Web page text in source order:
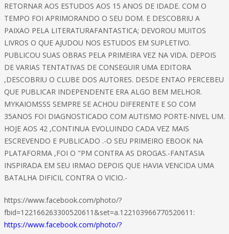
RETORNAR AOS ESTUDOS AOS 15 ANOS DE IDADE. COM O
TEMPO FOI APRIMORANDO O SEU DOM. E DESCOBRIU A
PAIXAO PELA LITERATURAFANTASTICA; DEVOROU MUITOS
LIVROS O QUE AJUDOU NOS ESTUDOS EM SUPLETIVO.
PUBLICOU SUAS OBRAS PELA PRIMEIRA VEZ NA VIDA. DEPOIS
DE VARIAS TENTATIVAS DE CONSEGUIR UMA EDITORA
,DESCOBRIU O CLUBE DOS AUTORES. DESDE ENTAO PERCEBEU
QUE PUBLICAR INDEPENDENTE ERA ALGO BEM MELHOR.
MYKAIOMSSS SEMPRE SE ACHOU DIFERENTE E SO COM
35ANOS FOI DIAGNOSTICADO COM AUTISMO PORTE-NIVEL UM.
HOJE AOS 42 ,CONTINUA EVOLUINDO CADA VEZ MAIS
ESCREVENDO E PUBLICADO .-O SEU PRIMEIRO EBOOK NA
PLATAFORMA ,FOI O "PM CONTRA AS DROGAS.-FANTASIA
INSPIRADA EM SEU IRMAO DEPOIS QUE HAVIA VENCIDA UMA
BATALHA DIFICIL CONTRA O VICIO.-
https://www.facebook.com/photo/?
fbid=122166263300520611&set=a.122103966770520611:
https://www.facebook.com/photo/?